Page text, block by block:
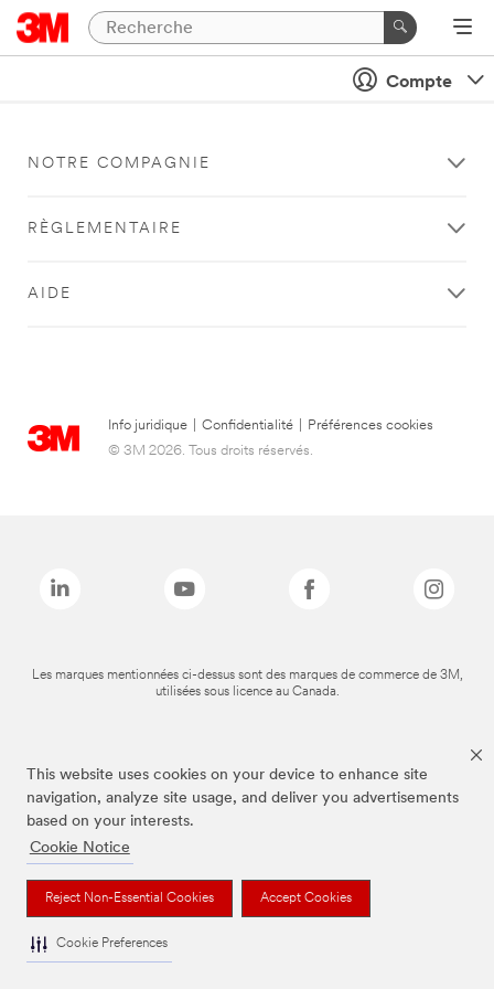
This website uses cookies on your device to enhance site
navigation, analyze site usage, and deliver you advertisements
based on your interests.
Cookie Notice
Reject Non-Essential Cookies Accept Cookies
Cookie Preferences
Compte
NOTRE COMPAGNIE
RÈGLEMENTAIRE
AIDE
Info juridique Confidentialité
Préférences cookies
© 3M 2026. Tous droits réservés.
Les marques mentionnées ci-dessus sont des marques de commerce de 3M,
utilisées sous licence au Canada.